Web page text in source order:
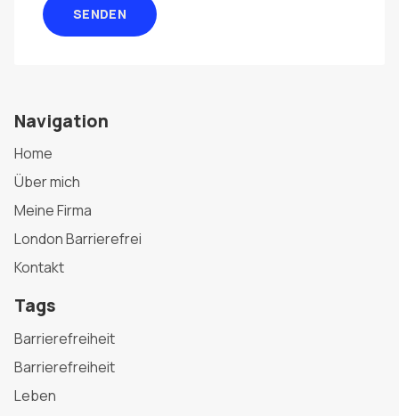
SENDEN
Navigation
Home
Über mich
Meine Firma
London Barrierefrei
Kontakt
Tags
Barrierefreiheit
Barrierefreiheit
Leben